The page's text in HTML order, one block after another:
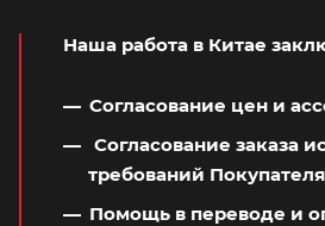
Наша работа в Китае
Согласование цен и
Согласование заказа
требований
Помощь в переводе и